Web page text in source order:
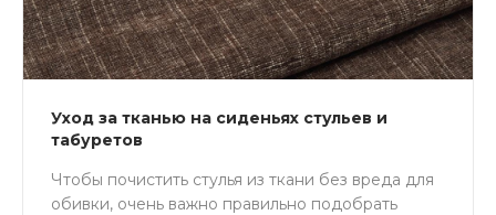
Уход за тканью на сиденьях стульев и
табуретов
Чтобы почистить стулья из ткани без вреда для
обивки, очень важно правильно подобрать